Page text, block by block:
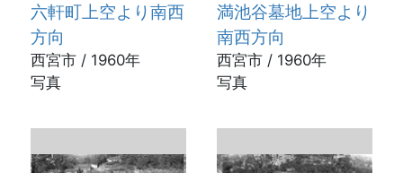
六軒町上空より南西
方向
西宮市 / 1960年
写真
満池谷墓地上空より
南西方向
西宮市 / 1960年
写真